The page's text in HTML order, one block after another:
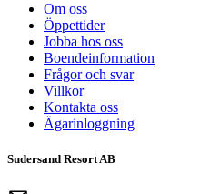
Om oss
Öppettider
Jobba hos oss
Boendeinformation
Frågor och svar
Villkor
Kontakta oss
Ägarinloggning
Sudersand Resort AB